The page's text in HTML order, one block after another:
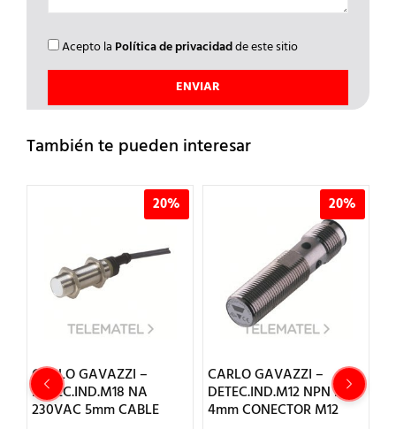
Acepto la Política de privacidadde este sitio
También te pueden interesar
20%
CARLO GAVAZZI –
DETEC.IND.M18 NA
230VAC 5mm CABLE
20%
CARLO GAVAZZI –
DETEC.IND.M12 NPN NA
4mm CONECTOR M12